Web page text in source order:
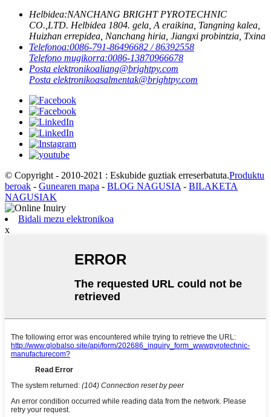
Helbidea:NANCHANG BRIGHT PYROTECHNIC
CO.,LTD. Helbidea 1804. gela, A eraikina, Tangning kalea,
Huizhan errepidea, Nanchang hiria, Jiangxi probintzia, Txina
Telefonoa:0086-791-86496682 / 86392558
Telefono mugikorra:0086-13870966678
Posta elektronikoaliang@brightpy.com
Posta elektronikoasalmentak@brightpy.com
© Copyright - 2010-2021 : Eskubide guztiak erreserbatuta.Produktu
beroak - Gunearen mapa - BLOG NAGUSIA - BILAKETA
NAGUSIAK
Bidali mezu elektronikoa
x